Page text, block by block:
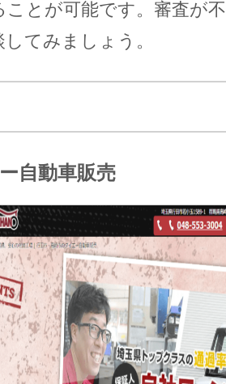
ことが可能です。審査が
てみましょう。
自動車販売